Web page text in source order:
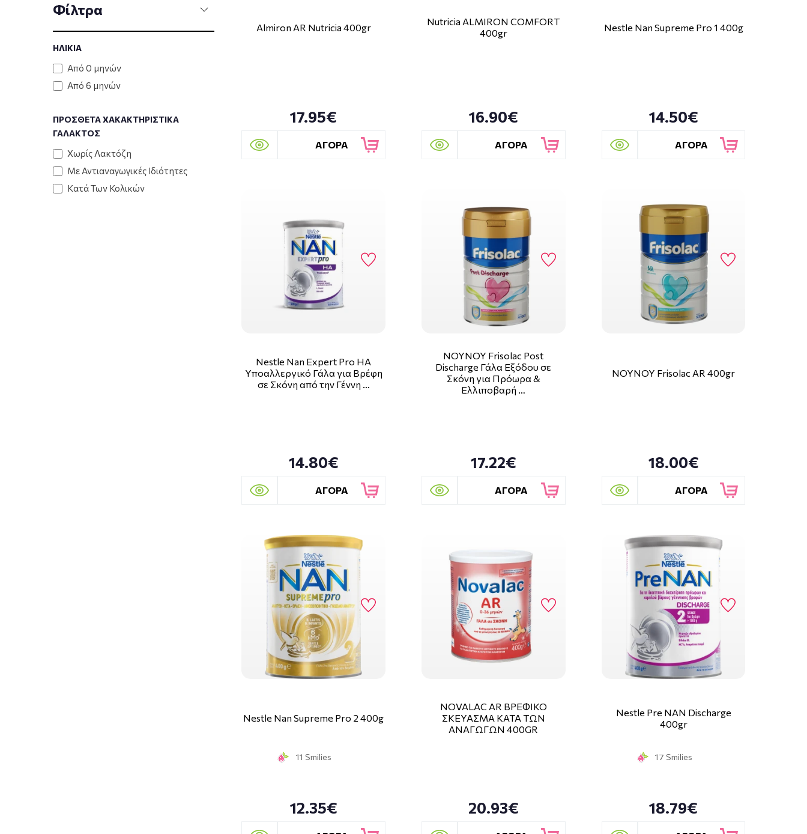
Φίλτρα
ΗΛΙΚΙΑ
Από 0 μηνών
Από 6 μηνών
ΠΡΟΣΘΕΤΑ ΧΑΚΑΚΤΗΡΙΣΤΙΚΑ
ΓΑΛΑΚΤΟΣ
Χωρίς Λακτόζη
Με Αντιαναγωγικές Ιδιότητες
Κατά Των Κολικών
Almiron AR Nutricia 400gr
17.95€
ΑΓΟΡΑ
Nutricia ALMIRON COMFORT
400gr
16.90€
ΑΓΟΡΑ
Nestle Nan Supreme Pro 1 400g
14.50€
ΑΓΟΡΑ
Nestle Nan Expert Pro HA
Υποαλλεργικό Γάλα για Βρέφη
σε Σκόνη από την Γέννη …
14.80€
ΑΓΟΡΑ
ΝΟΥΝΟΥ Frisolac Post
Discharge Γάλα Εξόδου σε
Σκόνη για Πρόωρα &
Ελλιποβαρή …
17.22€
ΑΓΟΡΑ
ΝΟΥΝΟΥ Frisolac AR 400gr
18.00€
ΑΓΟΡΑ
Nestle Nan Supreme Pro 2 400g
11 Smilies
12.35€
NOVALAC AR ΒΡΕΦΙΚΟ
ΣΚΕΥΑΣΜΑ ΚΑΤΑ ΤΩΝ
ΑΝΑΓΩΓΩΝ 400GR
20.93€
Nestle Pre NAN Discharge
400gr
17 Smilies
18.79€